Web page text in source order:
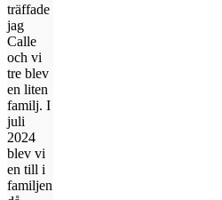
träffade
jag
Calle
och vi
tre blev
en liten
familj. I
juli
2024
blev vi
en till i
familjen